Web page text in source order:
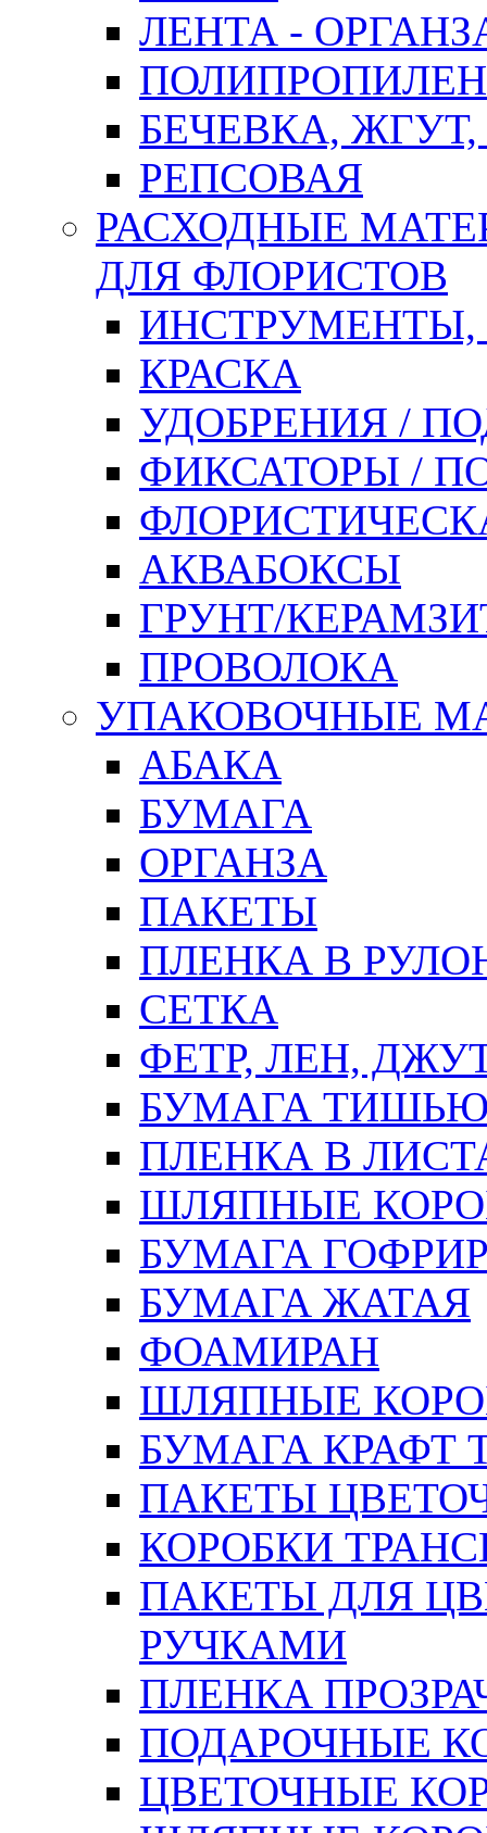
ЛЕНТА -
БЕЧЕВКА,
РЕПСОВАЯ
РАСХОДНЫЕ
ДЛЯ ФЛОРИСТОВ
ИНСТРУМЕНТЫ,
КРАСКА
УДОБРЕНИЯ /
ФИКСАТОРЫ /
АКВАБОКСЫ
ГРУНТ/
ПРОВОЛОКА
УПАКОВОЧНЫЕ
АБАКА
БУМАГА
ОРГАНЗА
ПАКЕТЫ
ПЛЕНКА В
СЕТКА
ФЕТР, ЛЕН,
БУМАГА
ПЛЕНКА В
ШЛЯПНЫЕ
БУМАГА
БУМАГА ЖАТАЯ
ФОАМИРАН
ШЛЯПНЫЕ
БУМАГА КРАФТ
ПАКЕТЫ
КОРОБКИ
ПАКЕТЫ ДЛЯ
РУЧКАМИ
ПЛЕНКА
ПОДАРОЧНЫЕ
ЦВЕТОЧНЫЕ